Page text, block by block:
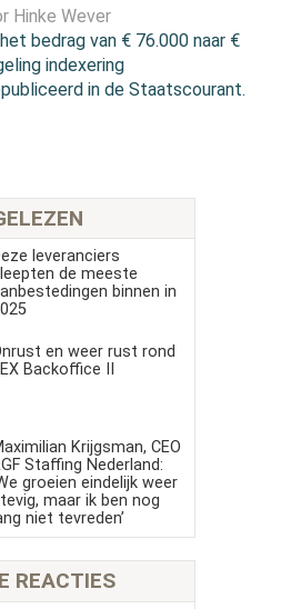
Hinke Wever
bedrag van € 76.000 naar €
indexering
in de Staatscourant.
leveranciers
de meeste
binnen in
en weer rust rond
Backoffice II
Krijgsman, CEO
Staffing Nederland:
groeien eindelijk weer
maar ik ben nog
niet tevreden’
REACTIES